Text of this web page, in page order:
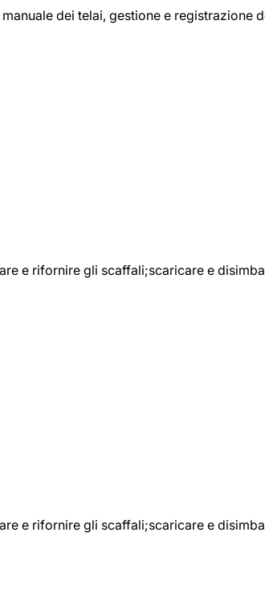
dei telai, gestione e
e rifornire gli scaffali;scaricare e
e rifornire gli scaffali;scaricare e